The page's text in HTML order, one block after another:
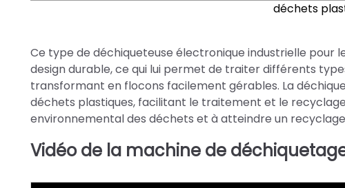
déchets
Ce type de déchiqueteuse électronique industrielle
design durable, ce qui lui permet de traiter différents
transformant en flocons facilement gérables. La
déchets plastiques, facilitant le traitement et le
environnemental des déchets et à atteindre un
Vidéo de la machine de